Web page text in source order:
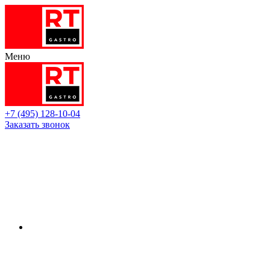
Меню
+7 (495) 128-10-04
Заказать звонок